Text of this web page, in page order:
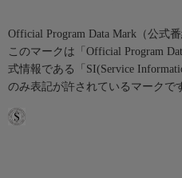
Official Program Data Mark（公式
このマークは「Official Program
式情報である「SI(Service
のみ表記が許されているマークで